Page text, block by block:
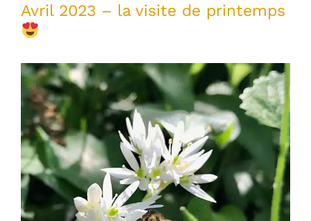
Avril 2023 – la visite de printemps